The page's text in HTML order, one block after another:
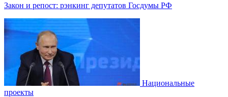
Закон и репост: рэнкинг депутатов Госдумы РФ
Национальные
проекты